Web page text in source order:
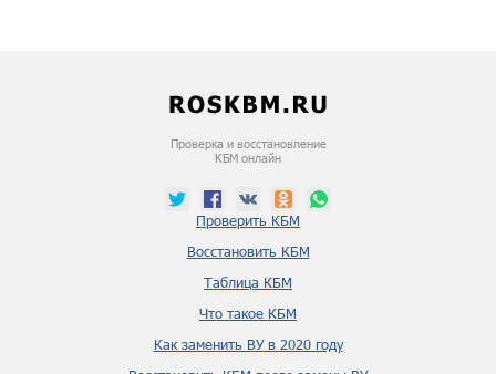
Проверка и восстановление
КБМ онлайн
Проверить КБМ
Восстановить КБМ
Таблица КБМ
Что такое КБМ
Как заменить ВУ в 2020 году